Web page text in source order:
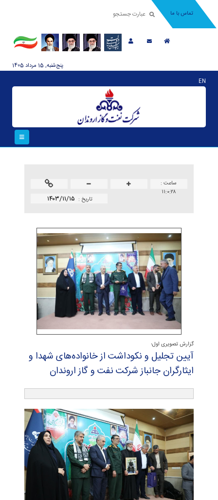
تماس با ما
پنج‌شنبه, 15 مرداد 1405
EN
ساعت :
۱۱:۰:۲۸
تاريخ : ۱۴۰۳/۱۱/۱۵
گزارش تصویری اول؛
آیین تجلیل و نكوداشت از خانواده‌های شهدا و
ایثارگران جانباز شركت نفت و گاز اروندان